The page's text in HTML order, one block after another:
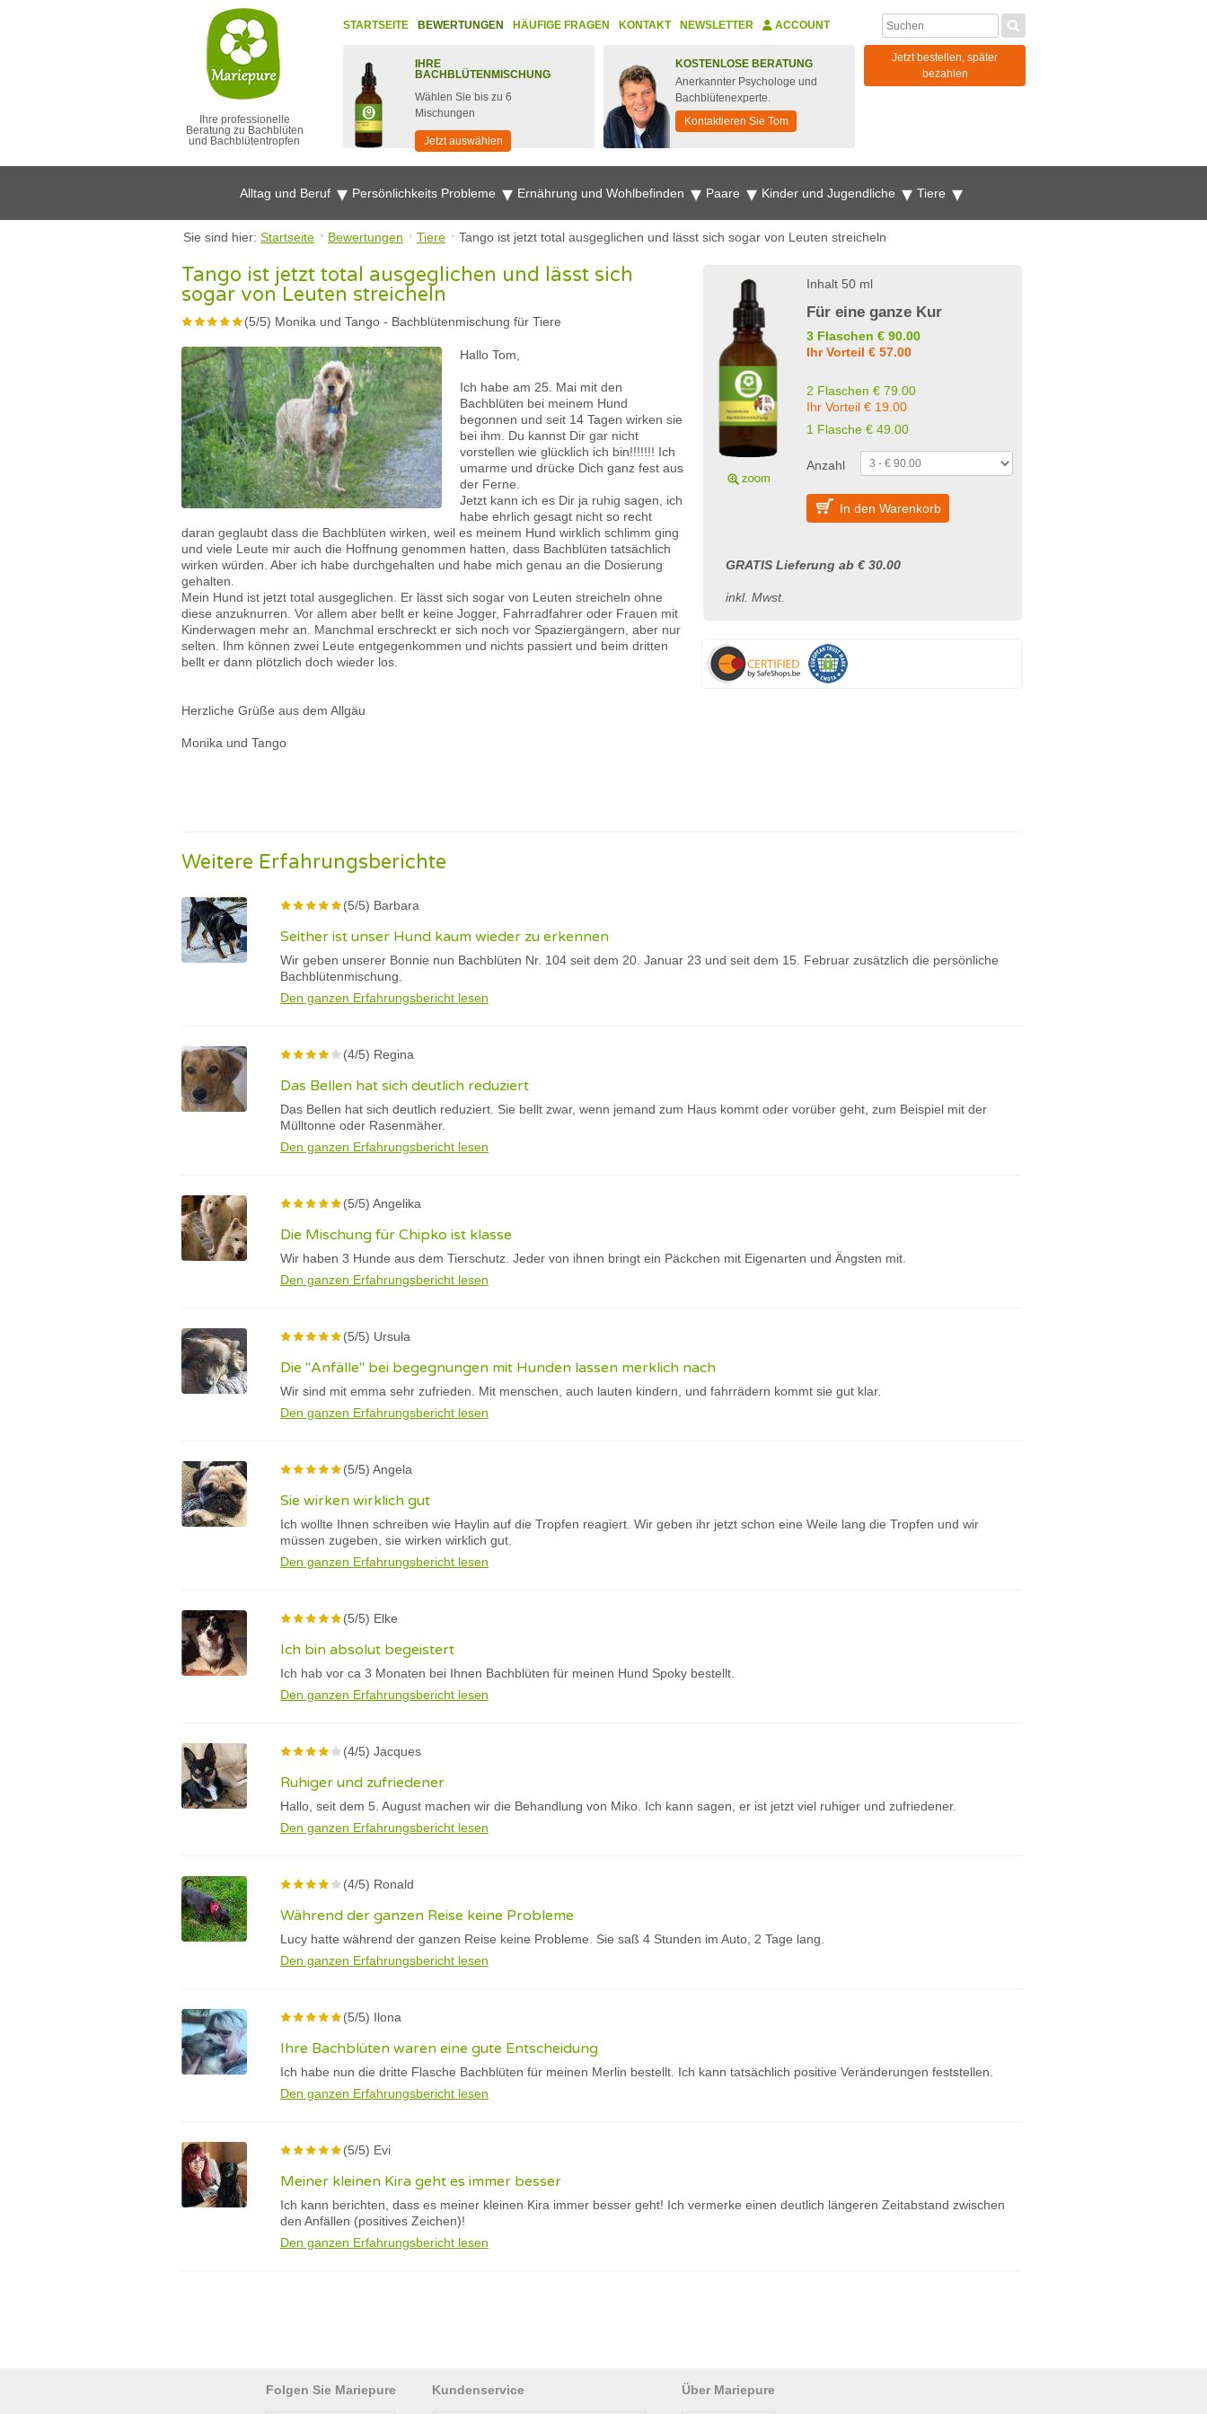
Ihre professionelle
Beratung zu Bachblüten
und Bachblütentropfen
STARTSEITE BEWERTUNGEN HÄUFIGE FRAGEN KONTAKT NEWSLETTER ACCOUNT
IHRE
BACHBLÜTENMISCHUNG
Wählen Sie bis zu 6
Mischungen
Jetzt auswählen
KOSTENLOSE BERATUNG
Anerkannter Psychologe und
Bachblütenexperte.
Kontaktieren Sie Tom
Jetzt bestellen, später
bezahlen
Alltag und Beruf Persönlichkeits Probleme Ernährung und Wohlbefinden Paare Kinder und Jugendliche Tiere
Sie sind hier: Startseite Bewertungen Tiere Tango ist jetzt total ausgeglichen und lässt sich sogar von Leuten streicheln
Tango ist jetzt total ausgeglichen und lässt sich
sogar von Leuten streicheln
(5/5) Monika und Tango - Bachblütenmischung für Tiere
Hallo Tom,
Ich habe am 25. Mai mit den
Bachblüten bei meinem Hund
begonnen und seit 14 Tagen wirken sie
bei ihm. Du kannst Dir gar nicht
vorstellen wie glücklich ich bin!!!!!!! Ich
umarme und drücke Dich ganz fest aus
der Ferne.
Jetzt kann ich es Dir ja ruhig sagen, ich
habe ehrlich gesagt nicht so recht
daran geglaubt dass die Bachblüten wirken, weil es meinem Hund wirklich schlimm ging
und viele Leute mir auch die Hoffnung genommen hatten, dass Bachblüten tatsächlich
wirken würden. Aber ich habe durchgehalten und habe mich genau an die Dosierung
gehalten.
Mein Hund ist jetzt total ausgeglichen. Er lässt sich sogar von Leuten streicheln ohne
diese anzuknurren. Vor allem aber bellt er keine Jogger, Fahrradfahrer oder Frauen mit
Kinderwagen mehr an. Manchmal erschreckt er sich noch vor Spaziergängern, aber nur
selten. Ihm können zwei Leute entgegenkommen und nichts passiert und beim dritten
bellt er dann plötzlich doch wieder los.
Herzliche Grüße aus dem Allgäu
Monika und Tango
Inhalt 50 ml
Für eine ganze Kur
3 Flaschen € 90.00
Ihr Vorteil € 57.00
2 Flaschen € 79.00
Ihr Vorteil € 19.00
1 Flasche € 49.00
Anzahl
In den Warenkorb
GRATIS Lieferung ab € 30.00
inkl. Mwst.
Weitere Erfahrungsberichte
(5/5) Barbara
Seither ist unser Hund kaum wieder zu erkennen
Wir geben unserer Bonnie nun Bachblüten Nr. 104 seit dem 20. Januar 23 und seit dem 15. Februar zusätzlich die persönliche
Bachblütenmischung.
Den ganzen Erfahrungsbericht lesen
(4/5) Regina
Das Bellen hat sich deutlich reduziert
Das Bellen hat sich deutlich reduziert. Sie bellt zwar, wenn jemand zum Haus kommt oder vorüber geht, zum Beispiel mit der
Mülltonne oder Rasenmäher.
Den ganzen Erfahrungsbericht lesen
(5/5) Angelika
Die Mischung für Chipko ist klasse
Wir haben 3 Hunde aus dem Tierschutz. Jeder von ihnen bringt ein Päckchen mit Eigenarten und Ängsten mit.
Den ganzen Erfahrungsbericht lesen
(5/5) Ursula
Die "Anfälle" bei begegnungen mit Hunden lassen merklich nach
Wir sind mit emma sehr zufrieden. Mit menschen, auch lauten kindern, und fahrrädern kommt sie gut klar.
Den ganzen Erfahrungsbericht lesen
(5/5) Angela
Sie wirken wirklich gut
Ich wollte Ihnen schreiben wie Haylin auf die Tropfen reagiert. Wir geben ihr jetzt schon eine Weile lang die Tropfen und wir
müssen zugeben, sie wirken wirklich gut.
Den ganzen Erfahrungsbericht lesen
(5/5) Elke
Ich bin absolut begeistert
Ich hab vor ca 3 Monaten bei Ihnen Bachblüten für meinen Hund Spoky bestellt.
Den ganzen Erfahrungsbericht lesen
(4/5) Jacques
Ruhiger und zufriedener
Hallo, seit dem 5. August machen wir die Behandlung von Miko. Ich kann sagen, er ist jetzt viel ruhiger und zufriedener.
Den ganzen Erfahrungsbericht lesen
(4/5) Ronald
Während der ganzen Reise keine Probleme
Lucy hatte während der ganzen Reise keine Probleme. Sie saß 4 Stunden im Auto, 2 Tage lang.
Den ganzen Erfahrungsbericht lesen
(5/5) Ilona
Ihre Bachblüten waren eine gute Entscheidung
Ich habe nun die dritte Flasche Bachblüten für meinen Merlin bestellt. Ich kann tatsächlich positive Veränderungen feststellen.
Den ganzen Erfahrungsbericht lesen
(5/5) Evi
Meiner kleinen Kira geht es immer besser
Ich kann berichten, dass es meiner kleinen Kira immer besser geht! Ich vermerke einen deutlich längeren Zeitabstand zwischen
den Anfällen (positives Zeichen)!
Den ganzen Erfahrungsbericht lesen
Folgen Sie Mariepure Kundenservice Über Mariepure